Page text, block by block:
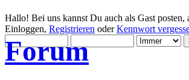
Hallo! Bei uns kannst Du auch als Gast
Einloggen, Registrieren oderKennwort
Forum